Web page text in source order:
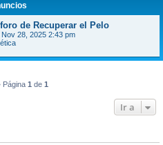
de Recuperar el Pelo
Nov 28, 2025 2:43 pm
Página 1 de 1
Ir a